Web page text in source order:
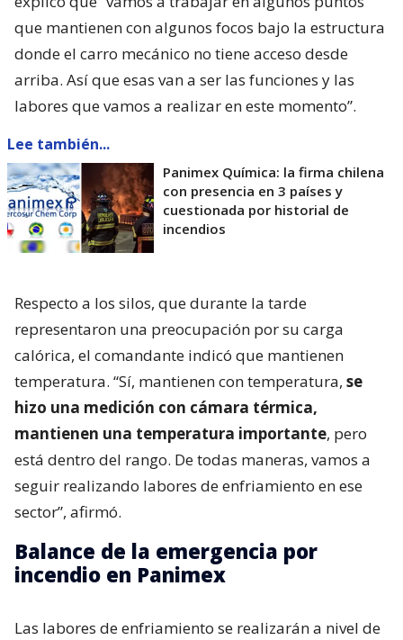
que mantienen con algunos focos bajo la estructura
donde el carro mecánico no tiene acceso desde
arriba. Así que esas van a ser las funciones y las
labores que vamos a realizar en este momento”.
Lee también...
Panimex Química: la firma chilena
con presencia en 3 países y
cuestionada por historial de
incendios
Respecto a los silos, que durante la tarde
representaron una preocupación por su carga
calórica, el comandante indicó que mantienen
temperatura. “Sí, mantienen con temperatura, se
hizo una medición con cámara térmica,
mantienen una temperatura importante, pero
está dentro del rango. De todas maneras, vamos a
seguir realizando labores de enfriamiento en ese
sector”, afirmó.
Balance de la emergencia por
incendio en Panimex
Las labores de enfriamiento se realizarán a nivel de